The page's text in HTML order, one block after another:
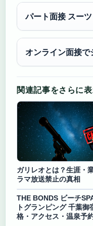
パート面接 スー
オンライン面接で
関連記事をさらに
ガリレオとは？生涯・
ラマ放送禁止の真相
THE BONDS ビーチ
トグランピング 千葉御
格・アクセス・温泉予